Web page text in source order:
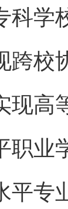
科学
跨
现高
职业
平专